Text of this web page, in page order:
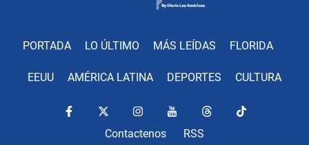
PORTADA LO ÚLTIMO MÁS LEÍDAS FLORIDA
EEUU AMÉRICA LATINA DEPORTES CULTURA
Contactenos RSS